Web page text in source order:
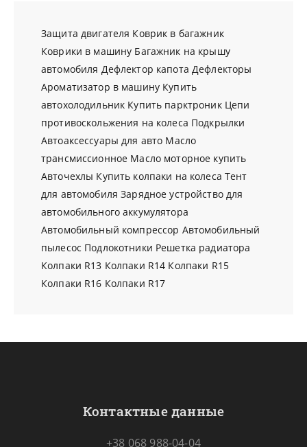
Защита двигателя Коврик в багажник
Коврики в машину Багажник на крышу
автомобиля Дефлектор капота Дефлекторы
Ароматизатор в машину Купить
автохолодильник Купить парктроник Цепи
противоскольжения на колеса Подкрылки
Автоаксессуары для авто Масло
трансмиссионное Масло моторное купить
Авточехлы Купить колпаки на колеса Тент
для автомобиля Зарядное устройство для
автомобильного аккумулятора
Автомобильный компрессор Автомобильный
пылесос Подлокотники Решетка радиатора
Колпаки R13 Колпаки R14 Колпаки R15
Колпаки R16 Колпаки R17
Контактные данные
+38 068 988-04-04